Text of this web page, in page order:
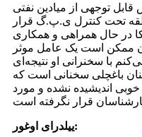
قابل توجهی از میادین نفتی
تحت کنترل ی.پ.گ قرار
در حال همراهی و همکاری
ممکن است یک عامل موثر
با سخنرانی او نتیجه‌ای
باغچلی سخنانی است که
اندیشیده نشده و مورد
ییلدرای اوغور: